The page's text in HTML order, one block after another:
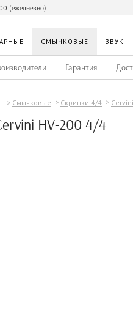
(ежедневно)
СМЫЧКОВЫЕ ЗВУК
Гарантия
Смычковые Скрипки 4/4 Cervini
HV-200 4/4